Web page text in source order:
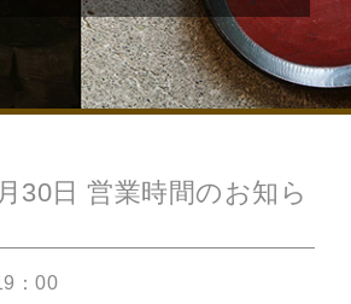
30日 営業時間のお知ら
：00